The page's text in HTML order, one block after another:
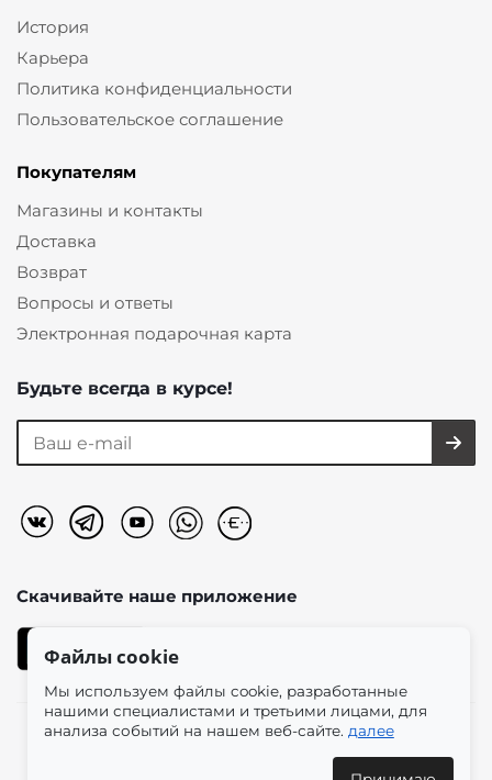
История
Карьера
Политика конфиденциальности
Пользовательское соглашение
Покупателям
Магазины и контакты
Доставка
Возврат
Вопросы и ответы
Электронная подарочная карта
Будьте всегда в курсе!
Скачивайте наше приложение
Файлы cookie
Мы используем файлы cookie, разработанные
нашими специалистами и третьими лицами, для
анализа событий на нашем веб-сайте. далее